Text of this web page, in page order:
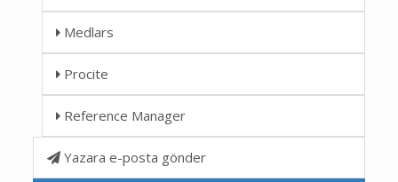
Medlars
Procite
Reference Manager
Yazara e-posta gönder